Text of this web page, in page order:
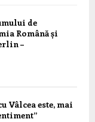
de
Română și
–
Vâlcea este, mai